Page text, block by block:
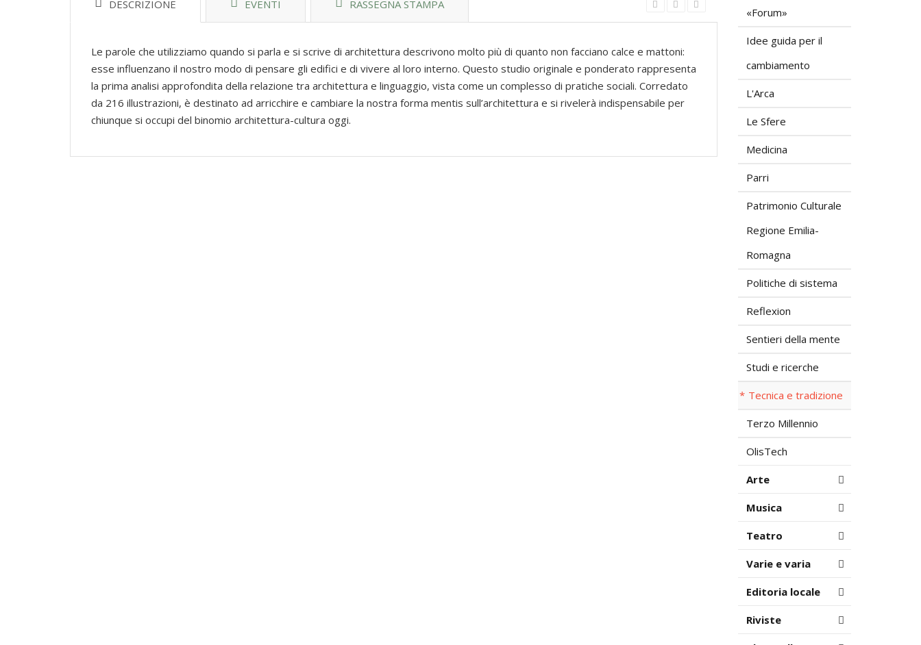
DESCRIZIONE EVENTI RASSEGNA STAMPA
Le parole che utilizziamo quando si parla e si scrive di architettura descrivono molto più di quanto non facciano calce e mattoni:
esse influenzano il nostro modo di pensare gli edifici e di vivere al loro interno. Questo studio originale e ponderato rappresenta
la prima analisi approfondita della relazione tra architettura e linguaggio, vista come un complesso di pratiche sociali. Corredato
da 216 illustrazioni, è destinato ad arricchire e cambiare la nostra forma mentis sull’architettura e si rivelerà indispensabile per
chiunque si occupi del binomio architettura-cultura oggi.
«Forum»
Idee guida per il
cambiamento
L'Arca
Le Sfere
Medicina
Parri
Patrimonio Culturale
Regione Emilia-
Romagna
Politiche di sistema
Reflexion
Sentieri della mente
Studi e ricerche
Tecnica e tradizione
Terzo Millennio
OlisTech
Arte
Musica
Teatro
Varie e varia
Editoria locale
Riviste